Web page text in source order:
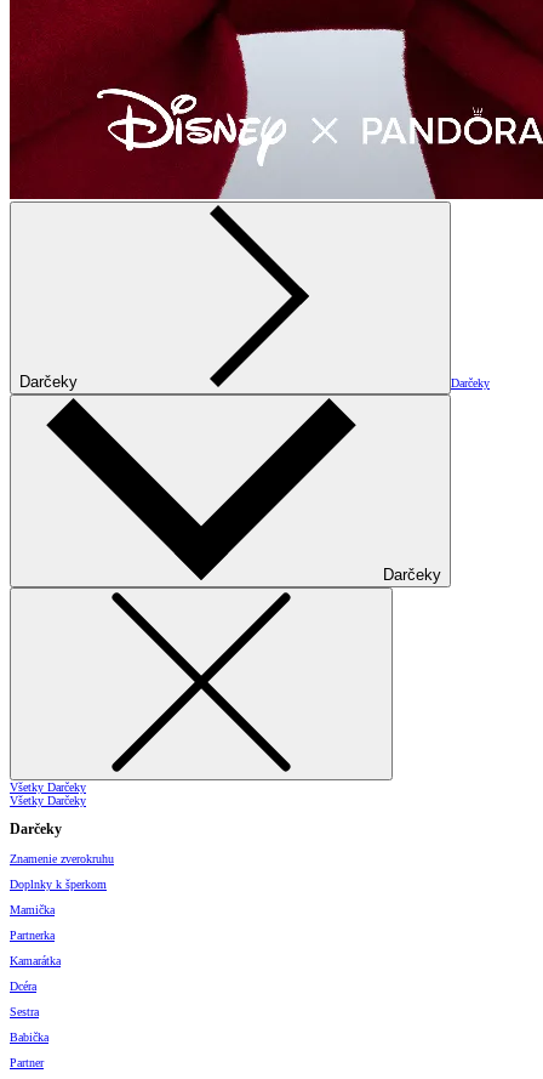
Darčeky Darčeky
Darčeky
Všetky Darčeky
Všetky Darčeky
Darčeky
Znamenie zverokruhu
Doplnky k šperkom
Mamička
Partnerka
Kamarátka
Dcéra
Sestra
Babička
Partner